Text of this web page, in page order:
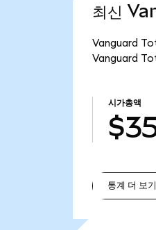
최신
Vanguard
Vanguard
시가총액
통계 더 보기